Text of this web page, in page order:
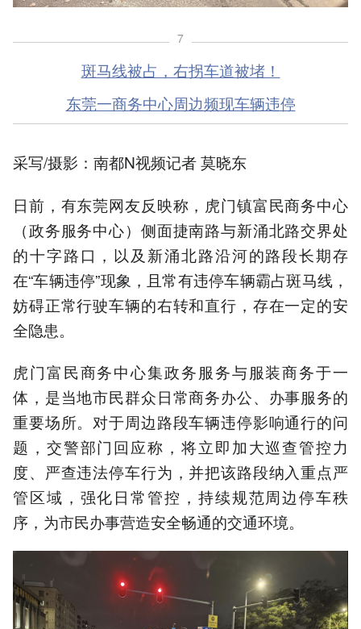
7
斑马线被占，右拐车道被堵！
东莞一商务中心周边频现车辆违停
采写/摄影：南都N视频记者 莫晓东
日前，有东莞网友反映称，虎门镇富民商务中心
（政务服务中心）侧面捷南路与新涌北路交界处
的十字路口，以及新涌北路沿河的路段长期存
在“车辆违停”现象，且常有违停车辆霸占斑马线，
妨碍正常行驶车辆的右转和直行，存在一定的安
全隐患。
虎门富民商务中心集政务服务与服装商务于一
体，是当地市民群众日常商务办公、办事服务的
重要场所。对于周边路段车辆违停影响通行的问
题，交警部门回应称，将立即加大巡查管控力
度、严查违法停车行为，并把该路段纳入重点严
管区域，强化日常管控，持续规范周边停车秩
序，为市民办事营造安全畅通的交通环境。